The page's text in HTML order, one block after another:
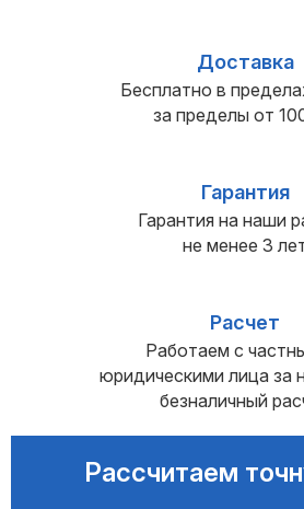
Доставка
Бесплатно в
за пределы от
Гарантия
Гарантия на наши
не менее 3
Расчет
Работаем с
юридическими лица за
безналичный
Рассчитаем